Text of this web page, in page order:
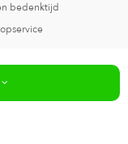
bedenktijd